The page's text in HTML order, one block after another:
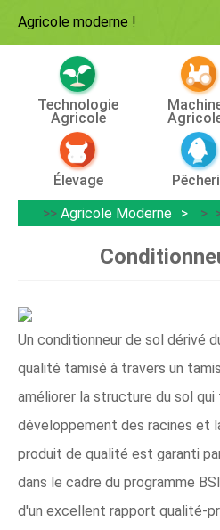
Agricole moderne !
Technologie
Agricole
Élevage
>> Agricole Moderne >
Un conditionneur de sol dérivé
qualité tamisé à travers un
améliorer la structure du sol qui
développement des racines et
produit de qualité est garanti
dans le cadre du programme
d'un excellent rapport qualité-